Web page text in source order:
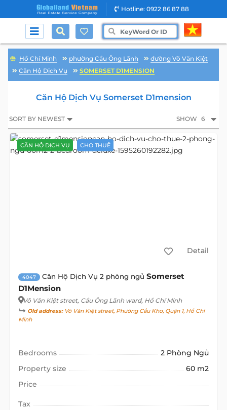
Hotline: 0922 86 87 88
Hồ Chí Minh phường Cầu Ông Lãnh
đường Võ Văn Kiệt
Căn Hộ Dịch Vụ
SOMERSET D1MENSION
Căn Hộ Dịch Vụ Somerset D1mension
SORT BY NEWEST SHOW 6
CĂN HỘ DỊCH VỤ CHO THUÊ
Detail
4047 Căn Hộ Dịch Vụ 2 phòng ngủ Somerset
D1Mension
Võ Văn Kiệt street, Cầu Ông Lãnh ward, Hồ Chí Minh
Old address:Võ Văn Kiệt street, Phường Cầu Kho, Quận 1, Hồ Chí
Minh
Bedrooms
2 Phòng Ngủ
Property size
60 m2
Price
Tax